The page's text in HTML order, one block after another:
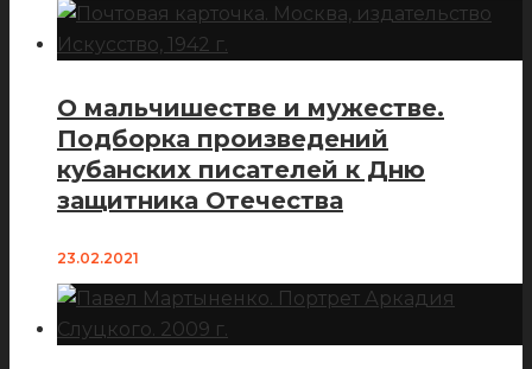
О мальчишестве и мужестве.
Подборка произведений
кубанских писателей к Дню
защитника Отечества
23.02.2021